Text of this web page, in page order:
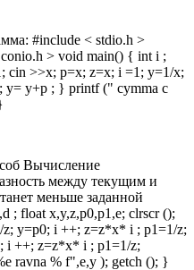
#include < stdio.h >
> void main() { int i ;
cin >>x; p=x; z=x; i =1; y=1/x;
y+p ; } printf (" cymma c
Вычисление
между текущим и
меньше заданной
; float x,y,z,p0,p1,e; clrscr ();
y=p0; i ++; z=z*x* i ; p1=1/z;
i ++; z=z*x* i ; p1=1/z;
ravna % f",e,y ); getch (); }